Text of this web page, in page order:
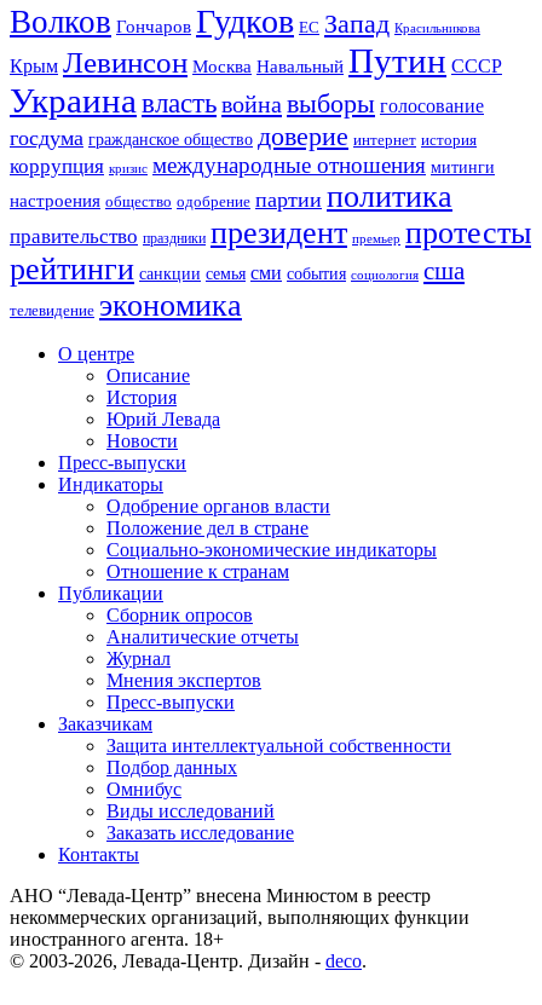
Волков Гончаров Гудков ЕС Запад Красильникова
Крым Левинсон Москва Навальный Путин СССР
Украина властьвойна выборы голосование
госдума гражданское общество доверие интернет история
коррупция кризис международные отношения митинги
настроения общество одобрение партии политика
правительство праздники президент премьер протесты
рейтинги санкции семья сми события социология сша
телевидение экономика
О центре
Описание
История
Юрий Левада
Новости
Пресс-выпуски
Индикаторы
Одобрение органов власти
Положение дел в стране
Социально-экономические индикаторы
Отношение к странам
Публикации
Сборник опросов
Аналитические отчеты
Журнал
Мнения экспертов
Пресс-выпуски
Заказчикам
Защита интеллектуальной собственности
Подбор данных
Омнибус
Виды исследований
Заказать исследование
Контакты
АНО “Левада-Центр” внесена Минюстом в реестр
некоммерческих организаций, выполняющих функции
иностранного агента. 18+
© 2003-2026, Левада-Центр. Дизайн - deco.